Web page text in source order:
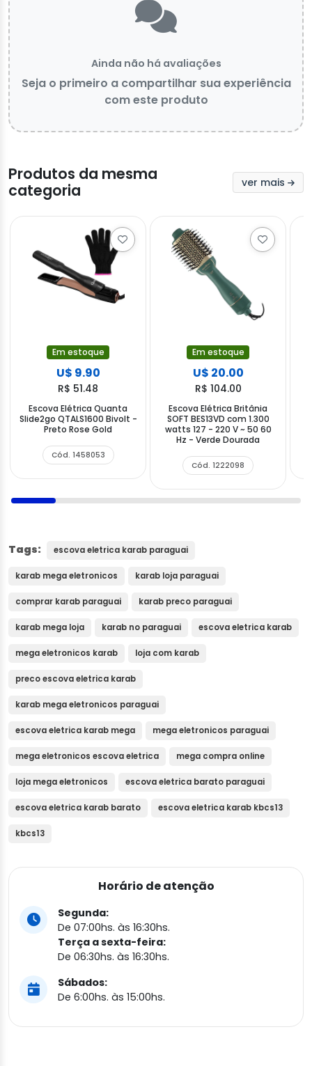
Ainda não há avaliações
Seja o primeiro a compartilhar sua experiência
com este produto
Produtos da mesma
categoria
ver mais
Em estoque
U$ 9.90
R$ 51.48
Escova Elétrica Quanta
Slide2go QTALS1600 Bivolt -
Preto Rose Gold
Cód. 1458053
Em estoque
U$ 20.00
R$ 104.00
Escova Elétrica Britânia
SOFT BES13VD com 1.300
watts 127 - 220 V ~ 50 60
Hz - Verde Dourada
Cód. 1222098
Tags: escova eletrica karab paraguai
karab mega eletronicos karab loja paraguai
comprar karab paraguai karab preco paraguai
karab mega loja karab no paraguai escova eletrica karab
mega eletronicos karab loja com karab
preco escova eletrica karab
karab mega eletronicos paraguai
escova eletrica karab mega mega eletronicos paraguai
mega eletronicos escova eletrica mega compra online
loja mega eletronicos escova eletrica barato paraguai
escova eletrica karab barato escova eletrica karab kbcs13
kbcs13
Horário de atenção
Segunda:
De 07:00hs. às 16:30hs.
Terça a sexta-feira:
De 06:30hs. às 16:30hs.
Sábados:
De 6:00hs. às 15:00hs.